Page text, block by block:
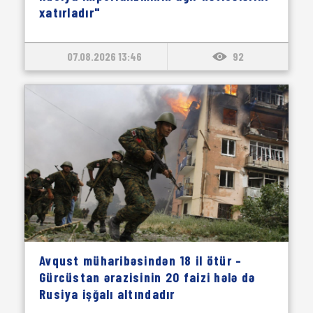
xatırladır"
07.08.2026 13:46 92
Avqust müharibəsindən 18 il ötür –
Gürcüstan ərazisinin 20 faizi hələ də
Rusiya işğalı altındadır